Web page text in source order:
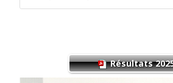
Résultats